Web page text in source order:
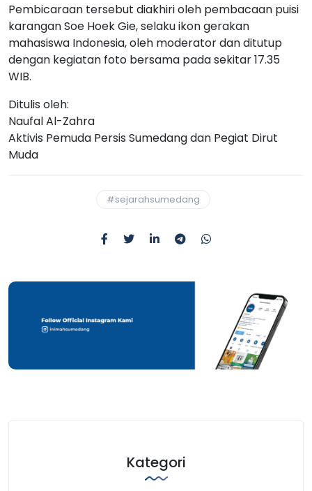
Pembicaraan tersebut diakhiri oleh pembacaan puisi
karangan Soe Hoek Gie, selaku ikon gerakan
mahasiswa Indonesia, oleh moderator dan ditutup
dengan kegiatan foto bersama pada sekitar 17.35
WIB.
Ditulis oleh:
Naufal Al-Zahra
Aktivis Pemuda Persis Sumedang dan Pegiat Dirut
Muda
#sejarahsumedang
Kategori